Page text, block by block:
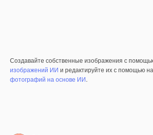
Создавайте собственные изображения с
изображений ИИ и редактируйте их с помощью
фотографий на основе ИИ.